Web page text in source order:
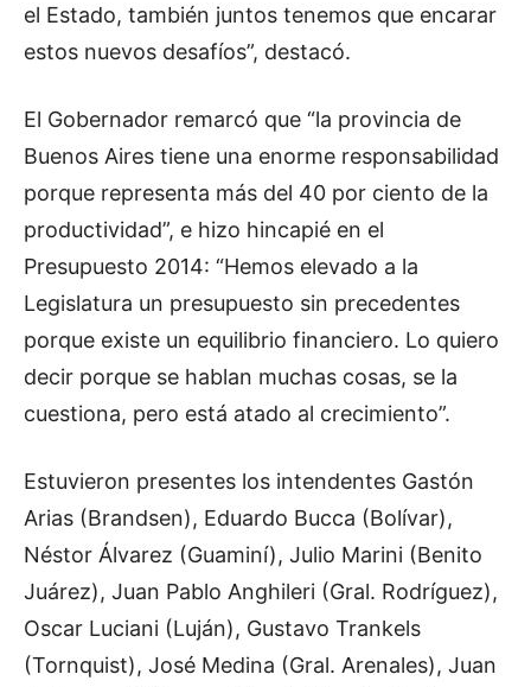
el Estado, también juntos tenemos que encarar
estos nuevos desafíos”, destacó.
El Gobernador remarcó que “la provincia de
Buenos Aires tiene una enorme responsabilidad
porque representa más del 40 por ciento de la
productividad”, e hizo hincapié en el
Presupuesto 2014: “Hemos elevado a la
Legislatura un presupuesto sin precedentes
porque existe un equilibrio financiero. Lo quiero
decir porque se hablan muchas cosas, se la
cuestiona, pero está atado al crecimiento”.
Estuvieron presentes los intendentes Gastón
Arias (Brandsen), Eduardo Bucca (Bolívar),
Néstor Álvarez (Guaminí), Julio Marini (Benito
Juárez), Juan Pablo Anghileri (Gral. Rodríguez),
Oscar Luciani (Luján), Gustavo Trankels
(Tornquist), José Medina (Gral. Arenales), Juan